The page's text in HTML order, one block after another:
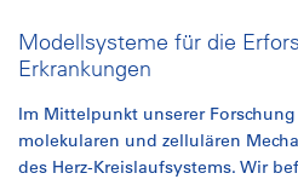
Modellsysteme für die
Erkrankungen
Im Mittelpunkt unserer
molekularen und zellulären
des Herz-Kreislaufsystems. Wir